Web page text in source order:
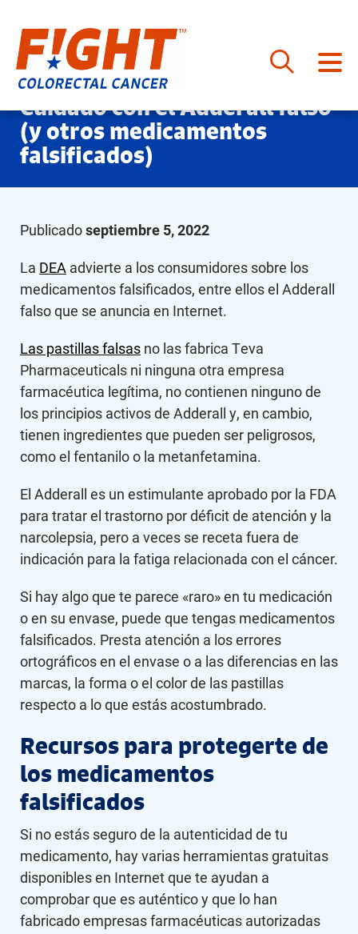
Saltar
al
contenido
Cuidado con el Adderall falso
(y otros medicamentos
falsificados)
Publicadoseptiembre 5, 2022
La DEA advierte a los consumidores sobre los
medicamentos falsificados, entre ellos el Adderall
falso que se anuncia en Internet.
Las pastillas falsas no las fabrica Teva
Pharmaceuticals ni ninguna otra empresa
farmacéutica legítima, no contienen ninguno de
los principios activos de Adderall y, en cambio,
tienen ingredientes que pueden ser peligrosos,
como el fentanilo o la metanfetamina.
El Adderall es un estimulante aprobado por la FDA
para tratar el trastorno por déficit de atención y la
narcolepsia, pero a veces se receta fuera de
indicación para la fatiga relacionada con el cáncer.
Si hay algo que te parece «raro» en tu medicación
o en su envase, puede que tengas medicamentos
falsificados. Presta atención a los errores
ortográficos en el envase o a las diferencias en las
marcas, la forma o el color de las pastillas
respecto a lo que estás acostumbrado.
Recursos para protegerte de
los medicamentos
falsificados
Si no estás seguro de la autenticidad de tu
medicamento, hay varias herramientas gratuitas
disponibles en Internet que te ayudan a
comprobar que es auténtico y que lo han
fabricado empresas farmacéuticas autorizadas